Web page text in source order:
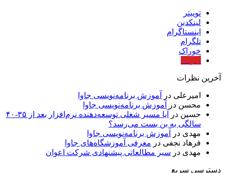
توییتر
لینکدین
اینستاگرام
تلگرام
خوراک
آخرین نظرات
امیرعلی در
آموزش برنامه‌نویسی جاوا
محسن در
آموزش برنامه‌نویسی جاوا
حسین در
آیا مسیر شغلی توسعه‌دهنده نرم‌افزار بعد از ۳۵-۴۰
سالگی به بن بست می‌رسد؟
مهدی در
آموزش برنامه‌نویسی جاوا
فرهاد نجفی در معرفی آموزشگاه‌های جاوا
مهدی در سیر مطالعاتی پیشنهادی شرکت اعوان
دسترسی سریع